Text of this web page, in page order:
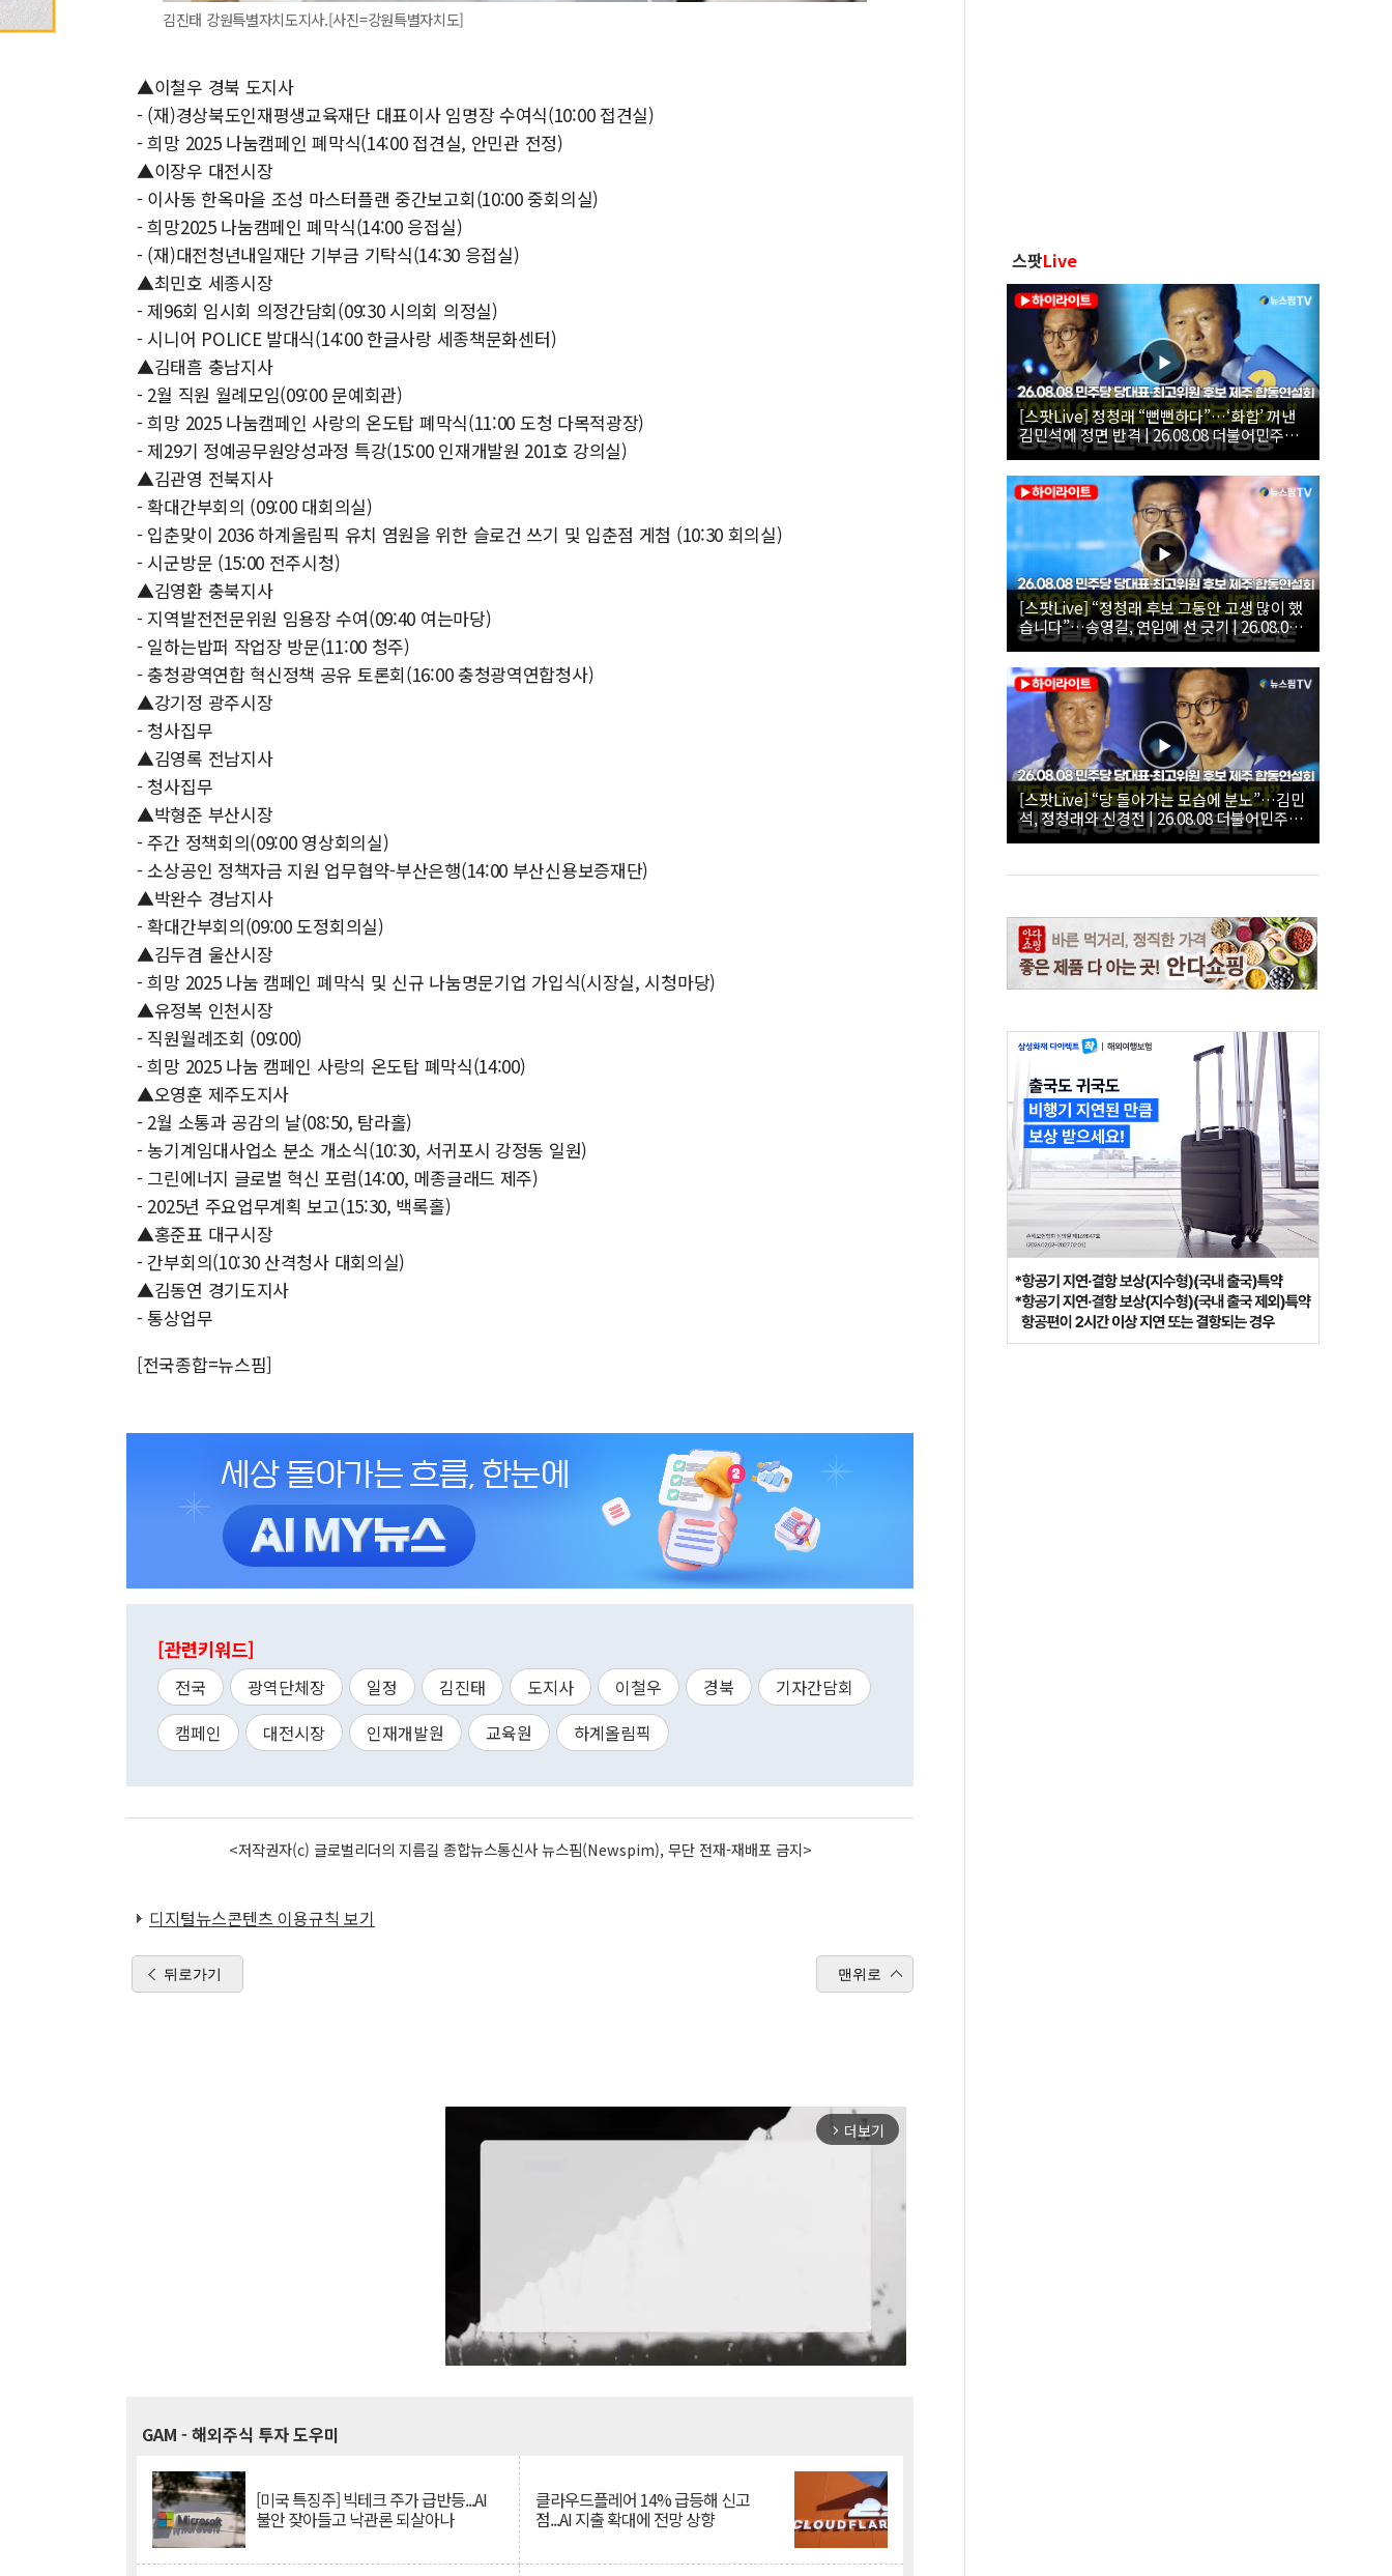
김진태 강원특별자치도지사.[사진=강원특별자치도]
▲이철우 경북 도지사
- (재)경상북도인재평생교육재단 대표이사 임명장 수여식(10:00 접견실)
- 희망 2025 나눔캠페인 폐막식(14:00 접견실, 안민관 전정)
▲이장우 대전시장
- 이사동 한옥마을 조성 마스터플랜 중간보고회(10:00 중회의실)
- 희망2025 나눔캠페인 폐막식(14:00 응접실)
- (재)대전청년내일재단 기부금 기탁식(14:30 응접실)
▲최민호 세종시장
- 제96회 임시회 의정간담회(09:30 시의회 의정실)
- 시니어 POLICE 발대식(14:00 한글사랑 세종책문화센터)
▲김태흠 충남지사
- 2월 직원 월례모임(09:00 문예회관)
- 희망 2025 나눔캠페인 사랑의 온도탑 폐막식(11:00 도청 다목적광장)
- 제29기 정예공무원양성과정 특강(15:00 인재개발원 201호 강의실)
▲김관영 전북지사
- 확대간부회의 (09:00 대회의실)
- 입춘맞이 2036 하계올림픽 유치 염원을 위한 슬로건 쓰기 및 입춘점 게첨 (10:30 회의실)
- 시군방문 (15:00 전주시청)
▲김영환 충북지사
- 지역발전전문위원 임용장 수여(09:40 여는마당)
- 일하는밥퍼 작업장 방문(11:00 청주)
- 충청광역연합 혁신정책 공유 토론회(16:00 충청광역연합청사)
▲강기정 광주시장
- 청사집무
▲김영록 전남지사
- 청사집무
▲박형준 부산시장
- 주간 정책회의(09:00 영상회의실)
- 소상공인 정책자금 지원 업무협약-부산은행(14:00 부산신용보증재단)
▲박완수 경남지사
- 확대간부회의(09:00 도정회의실)
▲김두겸 울산시장
- 희망 2025 나눔 캠페인 폐막식 및 신규 나눔명문기업 가입식(시장실, 시청마당)
▲유정복 인천시장
- 직원월례조회 (09:00)
- 희망 2025 나눔 캠페인 사랑의 온도탑 폐막식(14:00)
▲오영훈 제주도지사
- 2월 소통과 공감의 날(08:50, 탐라홀)
- 농기계임대사업소 분소 개소식(10:30, 서귀포시 강정동 일원)
- 그린에너지 글로벌 혁신 포럼(14:00, 메종글래드 제주)
- 2025년 주요업무계획 보고(15:30, 백록홀)
▲홍준표 대구시장
- 간부회의(10:30 산격청사 대회의실)
▲김동연 경기도지사
- 통상업무
[전국종합=뉴스핌]
[관련키워드]
전국 광역단체장 일정 김진태 도지사 이철우 경북
기자간담회
캠페인
대전시장 인재개발원 교육원 하계올림픽
<저작권자(c) 글로벌리더의 지름길 종합뉴스통신사 뉴스핌(Newspim), 무단 전재-재배포 금지>
디지털뉴스콘텐츠 이용규칙 보기
뒤로가기 맨위로
arrow_forward_ios 더보기
GAM - 해외주식 투자 도우미
[미국 특징주] 빅테크 주가 급반등...AI
불안 잦아들고 낙관론 되살아나
클라우드플레어 14% 급등해 신고
점...AI 지출 확대에 전망 상향
스팟Live
[스팟Live] 정청래 “뻔뻔하다”…‘화합’ 꺼낸
김민석에 정면 반격 | 26.08.08 더불어민주당
당대표·최고위원 후보 제주 합동연설회
[스팟Live] “정청래 후보 그동안 고생 많이 했
습니다”…송영길, 연임에 선 긋기 | 26.08.08
더불어민주당 당대표·최고위원 후보 제주 합
동연설회
[스팟Live] “당 돌아가는 모습에 분노”…김민
석, 정청래와 신경전 | 26.08.08 더불어민주당
당대표·최고위원 후보 제주 합동연설회